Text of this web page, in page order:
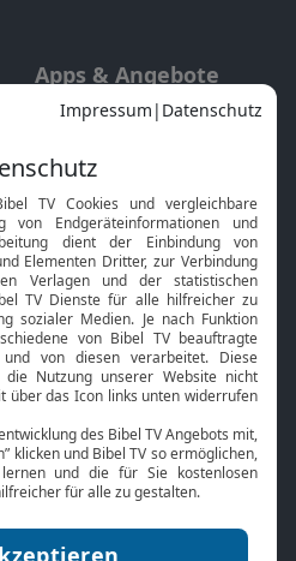
Apps & Angebote
Mobile App
Smart TV
HbbTV
Bibelthek Online-Bibel
Nächster Gottesdienst
Service
Kontakt
TV-Empfang